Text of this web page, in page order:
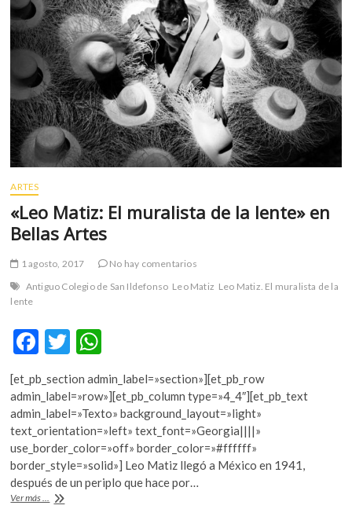
ARTES
«Leo Matiz: El muralista de la lente» en
Bellas Artes
1 agosto, 2017
No hay comentarios
Antiguo Colegio de San Ildefonso Leo Matiz Leo Matiz. El muralista de la
lente
F
e
b
o
o
k
T
w
itt
er
h
at
s
A
p
p
[et_pb_section admin_label=»section»][et_pb_row
admin_label=»row»][et_pb_column type=»4_4″][et_pb_text
admin_label=»Texto» background_layout=»light»
text_orientation=»left» text_font=»Georgia||||»
use_border_color=»off» border_color=»#ffffff»
border_style=»solid»] Leo Matiz llegó a México en 1941,
después de un periplo que hace por…
Ver más ... «Leo